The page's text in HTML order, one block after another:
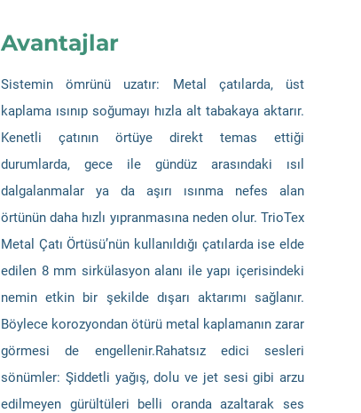
Avantajlar
Sistemin ömrünü uzatır: Metal çatılarda, üst
kaplama ısınıp soğumayı hızla alt tabakaya aktarır.
Kenetli çatının örtüye direkt temas ettiği
durumlarda, gece ile gündüz arasındaki ısıl
dalgalanmalar ya da aşırı ısınma nefes alan
örtünün daha hızlı yıpranmasına neden olur. TrioTex
Metal Çatı Örtüsü’nün kullanıldığı çatılarda ise elde
edilen 8 mm sirkülasyon alanı ile yapı içerisindeki
nemin etkin bir şekilde dışarı aktarımı sağlanır.
Böylece korozyondan ötürü metal kaplamanın zarar
görmesi de engellenir.Rahatsız edici sesleri
sönümler: Şiddetli yağış, dolu ve jet sesi gibi arzu
edilmeyen gürültüleri belli oranda azaltarak ses